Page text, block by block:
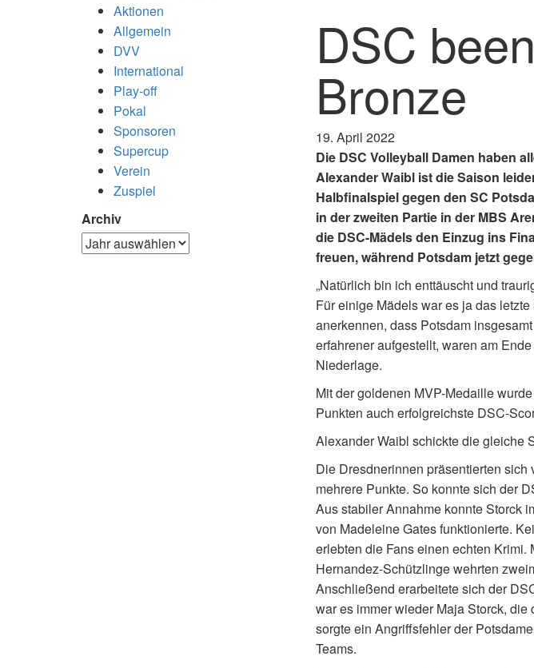
DSC
Bronze
19. April 2022
Die DSC Volleyball Damen haben
Alexander Waibl ist die Saison
Halbfinalspiel gegen den SC
in der zweiten Partie in der MBS
die DSC-Mädels den Einzug ins
freuen, während Potsdam jetzt
„Natürlich bin ich enttäuscht und
Für einige Mädels war es ja das
anerkennen, dass Potsdam
erfahrener aufgestellt, waren am
Niederlage.
Mit der goldenen MVP-Medaille
Punkten auch erfolgreichste DSC-
Alexander Waibl schickte die gleiche
Die Dresdnerinnen präsentierten
mehrere Punkte. So konnte sich der
Aus stabiler Annahme konnte Storck
von Madeleine Gates funktionierte.
erlebten die Fans einen echten
Hernandez-Schützlinge wehrten
Anschließend erarbeitete sich der
war es immer wieder Maja Storck,
sorgte ein Angriffsfehler der
Teams.
Aktionen
Allgemein
DVV
International
Play-off
Pokal
Sponsoren
Supercup
Verein
Zuspiel
Archiv